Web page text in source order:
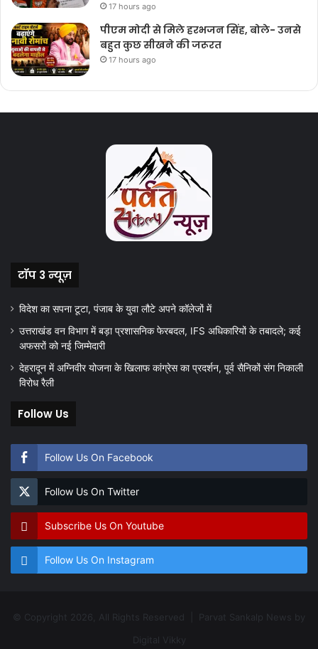
17 hours ago
पीएम मोदी से मिले हरभजन सिंह, बोले- उनसे
बहुत कुछ सीखने की जरूरत
17 hours ago
टॉप 3 न्यूज़
विदेश का सपना टूटा, पंजाब के युवा लौटे अपने कॉलेजों में
उत्तराखंड वन विभाग में बड़ा प्रशासनिक फेरबदल, IFS अधिकारियों के तबादले; कई
अफसरों को नई जिम्मेदारी
देहरादून में अग्निवीर योजना के खिलाफ कांग्रेस का प्रदर्शन, पूर्व सैनिकों संग निकाली
विरोध रैली
Follow Us
Follow Us On Facebook
Follow Us On Twitter
Subscribe Us On Youtube
Follow Us On Instagram
© Copyright 2026, All Rights Reserved | Parvat Sankalp News by
Digital Vikky